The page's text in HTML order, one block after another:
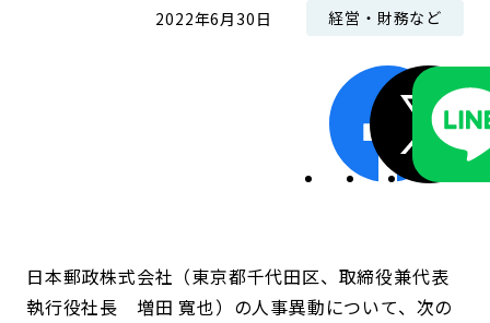
2022年6月30日 経営・財務など
日本郵政株式会社（東京都千代田区、取締役兼代表
執行役社長 増田 寬也）の人事異動について、次の